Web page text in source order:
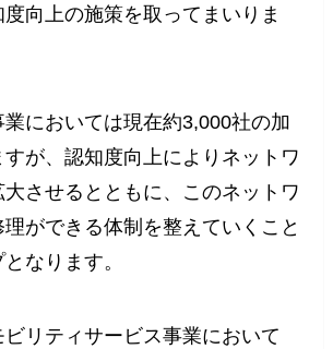
度向上の施策を取ってまいりま
においては現在約3,000社の加
が、認知度向上によりネットワ
させるとともに、このネットワ
ができる体制を整えていくこと
なります。
ビリティサービス事業において